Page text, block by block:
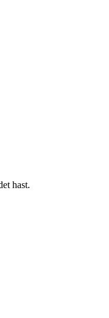
hast.